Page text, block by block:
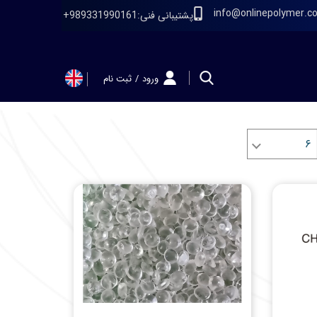
ورود / ثبت نام
حساب کاربری
خروج از حساب
کاربری
پشتیبانی فنی:989331990161+
۶